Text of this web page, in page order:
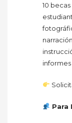
10
Para